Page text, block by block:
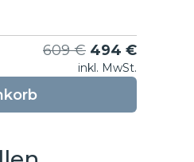
609€
Preis
609 €
494 €
494 €.
inkl. MwSt.